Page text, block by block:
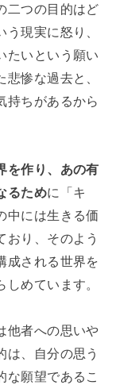
二つの目的はど
う現実に怒り、
たいという願い
惨な過去と、
持ちがあるから
を作り、あの有
るために「キ
中には生きる価
おり、そのよう
成される世界を
めています。
他者への思いや
は、自分の思う
な願望であるこ